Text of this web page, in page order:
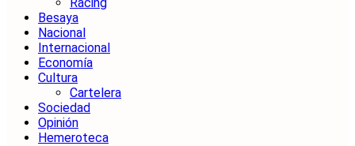
Besaya
Nacional
Internacional
Economía
Cultura
Cartelera
Sociedad
Opinión
Hemeroteca